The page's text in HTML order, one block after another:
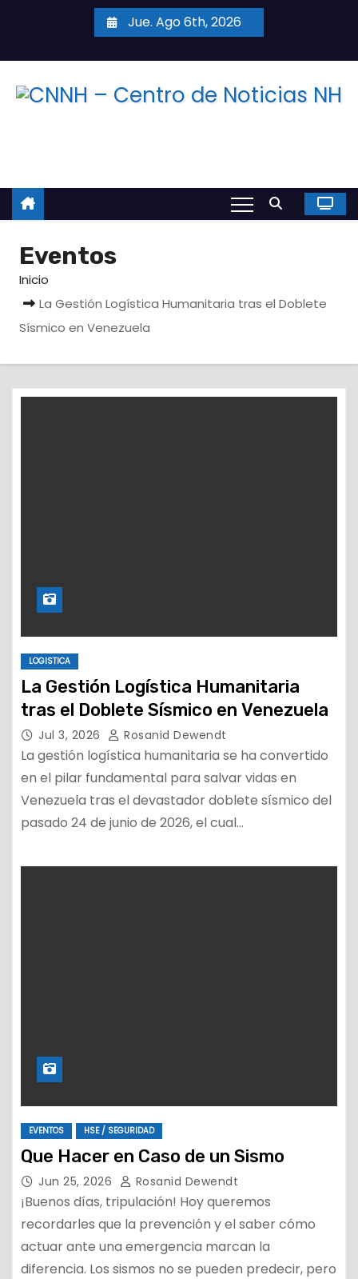
c
o
Jue. Ago 6th, 2026
Eventos
Inicio
La Gestión Logística Humanitaria tras el Doblete
Sísmico en Venezuela
LOGISTICA
La Gestión Logística Humanitaria
tras el Doblete Sísmico en Venezuela
Jul 3, 2026 Rosanid Dewendt
La gestión logística humanitaria se ha convertido
en el pilar fundamental para salvar vidas en
Venezuela tras el devastador doblete sísmico del
pasado 24 de junio de 2026, el cual…
EVENTOS HSE / SEGURIDAD
Que Hacer en Caso de un Sismo
Jun 25, 2026 Rosanid Dewendt
¡Buenos días, tripulación! Hoy queremos
recordarles que la prevención y el saber cómo
actuar ante una emergencia marcan la
diferencia. Los sismos no se pueden predecir, pero